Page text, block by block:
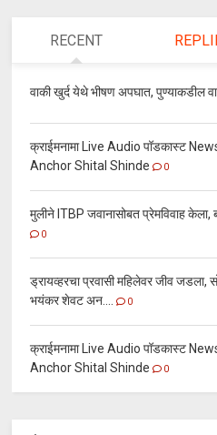
RECENT
वाकी खुर्द येथे भीषण अपघात, पुण्याकडील
क्राईमनामा Live Audio पॉडकास्ट
Anchor Shital Shinde
0
मुलीने ITBP जवानासोबत प्रेमविवाह
0
ड्रायव्हरचा प्रवासी महिलेवर जीव जडला,
भयंकर शेवट अन....
0
क्राईमनामा Live Audio पॉडकास्ट
Anchor Shital Shinde
0